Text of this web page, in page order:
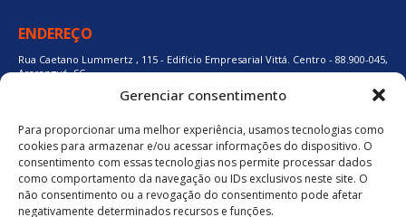
Gerenciar consentimento
Para proporcionar uma melhor experiência, usamos tecnologias como
cookies para armazenar e/ou acessar informações do dispositivo. O
consentimento com essas tecnologias nos permite processar dados
como comportamento da navegação ou IDs exclusivos neste site. O
não consentimento ou a revogação do consentimento pode afetar
negativamente determinados recursos e funções.
ENDEREÇO
Rua Caetano Lummertz , 115 - Edifício Empresarial Vittá. Centro - 88.900-045,
Araranguá, SC.
48 3524-0137
48 9880-84667